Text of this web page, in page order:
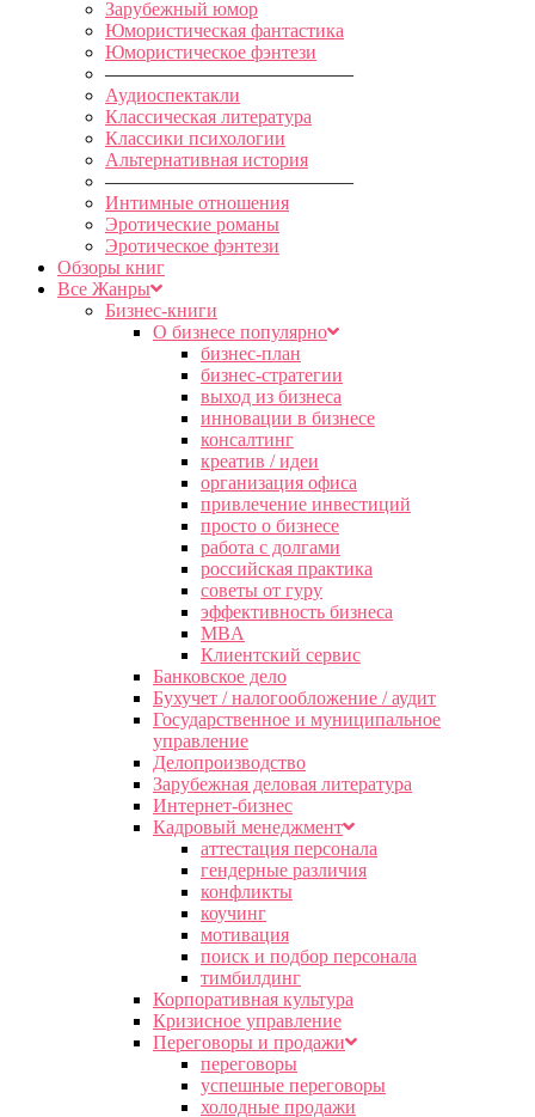
Зарубежный юмор
Юмористическая фантастика
Юмористическое фэнтези
—————————————
Аудиоспектакли
Классическая литература
Классики психологии
Альтернативная история
—————————————
Интимные отношения
Эротические романы
Эротическое фэнтези
Обзоры книг
Все Жанры
Бизнес-книги
О бизнесе популярно
бизнес-план
бизнес-стратегии
выход из бизнеса
инновации в бизнесе
консалтинг
креатив / идеи
организация офиса
привлечение инвестиций
просто о бизнесе
работа с долгами
российская практика
советы от гуру
эффективность бизнеса
MBA
Клиентский сервис
Банковское дело
Бухучет / налогообложение / аудит
Государственное и муниципальное
управление
Делопроизводство
Зарубежная деловая литература
Интернет-бизнес
Кадровый менеджмент
аттестация персонала
гендерные различия
конфликты
коучинг
мотивация
поиск и подбор персонала
тимбилдинг
Корпоративная культура
Кризисное управление
Переговоры и продажи
переговоры
успешные переговоры
холодные продажи